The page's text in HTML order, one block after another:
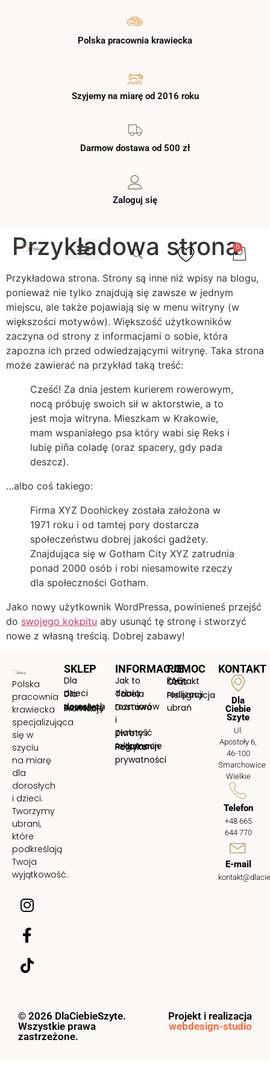
Polska pracownia krawiecka
Szyjemy na miarę od 2016 roku
Darmow dostawa od 500 zł
Zaloguj się
0
Przykładowa strona
Przykładowa strona. Strony są inne niż wpisy na blogu,
ponieważ nie tylko znajdują się zawsze w jednym
miejscu, ale także pojawiają się w menu witryny (w
większości motywów). Większość użytkowników
zaczyna od strony z informacjami o sobie, która
zapozna ich przed odwiedzającymi witrynę. Taka strona
może zawierać na przykład taką treść:
Cześć! Za dnia jestem kurierem rowerowym,
nocą próbuję swoich sił w aktorstwie, a to
jest moja witryna. Mieszkam w Krakowie,
mam wspaniałego psa który wabi się Reks i
lubię piña coladę (oraz spacery, gdy pada
deszcz).
…albo coś takiego:
Firma XYZ Doohickey została założona w
1971 roku i od tamtej pory dostarcza
społeczeństwu dobrej jakości gadżety.
Znajdująca się w Gotham City XYZ zatrudnia
ponad 2000 osób i robi niesamowite rzeczy
dla społeczności Gotham.
Jako nowy użytkownik WordPressa, powinieneś przejść
do swojego kokpitu aby usunąć tę stronę i stworzyć
nowe z własną treścią. Dobrej zabawy!
Polska
pracownia
krawiecka
specjalizująca
się w
szyciu
na miarę
dla
dorosłych
i dzieci.
Tworzymy
ubrani,
które
podkreślają
Twoja
wyjątkowość.
SKLEP
Dla
dzieci
Dla
dorosłych
Nowości
Bestellery
Promocje
INFORMACJE
Jak to
działą
Tabela
rozmiarów
Dostawa
i
płatność
Zwroty i
reklamacje
Regulamin
Polityka
prywatności
POMOC
FAQ
Kontakt
Czas
realizacji
Pielęgnacja
ubrań
KONTAKT
Dla
Ciebie
Szyte
Ul.
Apostoły 6,
46-100
Smarchowice
Wielkie
Telefon
+48 665
644 770
E-mail
© 2026 DlaCiebieSzyte.
Wszystkie prawa
zastrzeżone.
Projekt i realizacja
webdesign-studio